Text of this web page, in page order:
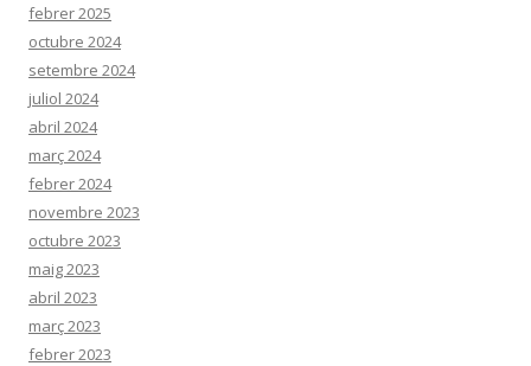
febrer 2025
octubre 2024
setembre 2024
juliol 2024
abril 2024
març 2024
febrer 2024
novembre 2023
octubre 2023
maig 2023
abril 2023
març 2023
febrer 2023